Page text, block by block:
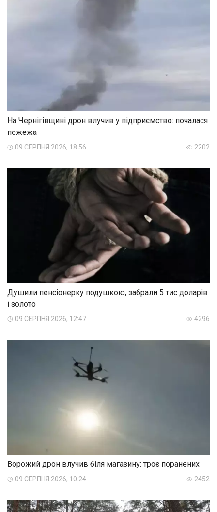
На Чернігівщині дрон влучив у підприємство: почалася
пожежа
09 СЕРПНЯ 2026, 18:56 2202
Душили пенсіонерку подушкою, забрали 5 тис доларів
і золото
09 СЕРПНЯ 2026, 12:47 4296
Ворожий дрон влучив біля магазину: троє поранених
09 СЕРПНЯ 2026, 10:24 2452